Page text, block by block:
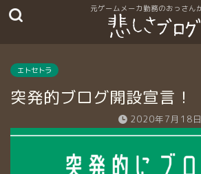
エトセトラ
突発的ブログ開設宣言！
2020年7月18日